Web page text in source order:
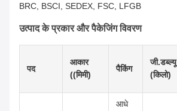
BRC, BSCI, SEDEX, FSC, LFGB
उत्पाद के प्रकार और पैकेजिंग विवरण
पद
आकार
((मिमी)
पैकिंग
जी.डब्ल्यू
(किलो)
आधे